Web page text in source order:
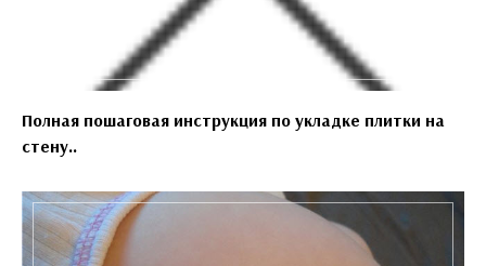
Полная пошаговая инструкция по укладке плитки на
стену..